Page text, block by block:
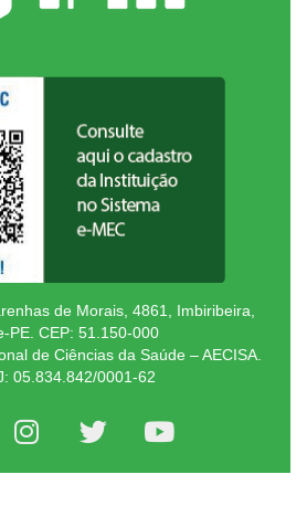
de Morais, 4861, Imbiribeira,
PE. CEP: 51.150-000
de Ciências da Saúde – AECISA.
05.834.842/0001-62